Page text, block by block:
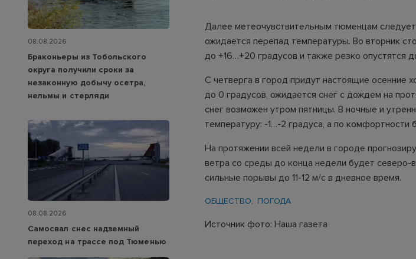
Далее метеочувствительным тюменцам
ожидается перепад температуры. Во вторник
до +16…+20 градусов и также резко опустятся
С четверга в город придут настоящие осенние
до 0 градусов, ожидается снег с дождем на
снег возможен утром пятницы. В ночные и
температуру: -1…-2 градуса, а по
На протяжении всей недели в городе
ветра со среды до конца недели будет северо-
сильные порывы до 11-12 м/с в дневное время.
ОБЩЕСТВО ПОГОДА
Источник фото: Наша газета
08.08.2026
Браконьеры из Тобольского
округа получили сроки за
незаконную добычу осетра,
нельмы и стерляди
08.08.2026
Самосвал снес надземный
переход на трассе под Тюменью